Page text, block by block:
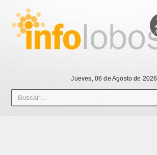
Jueves, 06 de Agosto de 2026